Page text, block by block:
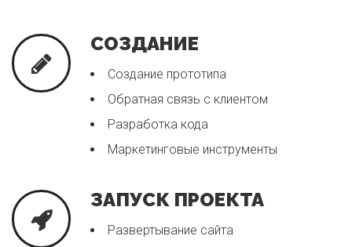
СОЗДАНИЕ
Создание прототипа
Обратная связь с клиентом
Разработка кода
Маркетинговые инструменты
ЗАПУСК ПРОЕКТА
Развертывание сайта